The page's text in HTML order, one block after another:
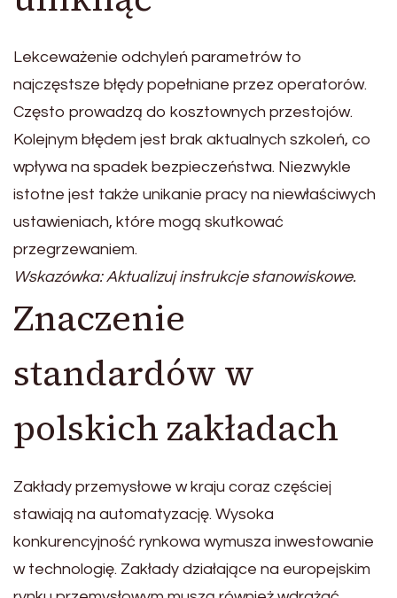
Lekceważenie odchyleń parametrów to
najczęstsze błędy popełniane przez operatorów.
Często prowadzą do kosztownych przestojów.
Kolejnym błędem jest brak aktualnych szkoleń, co
wpływa na spadek bezpieczeństwa. Niezwykle
istotne jest także unikanie pracy na niewłaściwych
ustawieniach, które mogą skutkować
przegrzewaniem.
Wskazówka: Aktualizuj instrukcje stanowiskowe.
Znaczenie
standardów w
polskich zakładach
Zakłady przemysłowe w kraju coraz częściej
stawiają na automatyzację. Wysoka
konkurencyjność rynkowa wymusza inwestowanie
w technologię. Zakłady działające na europejskim